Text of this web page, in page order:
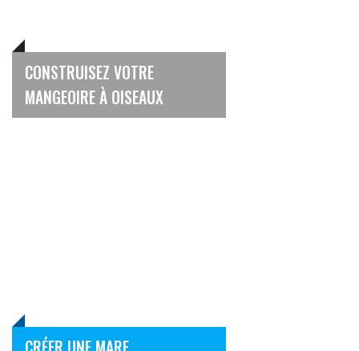
CONSTRUISEZ VOTRE
MANGEOIRE À OISEAUX